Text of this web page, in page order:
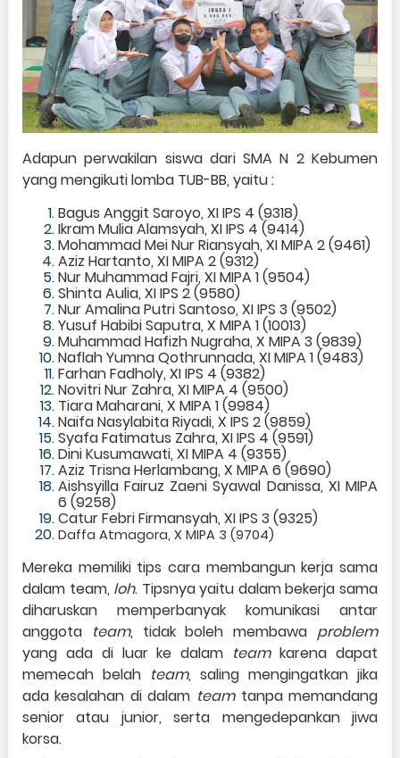
Adapun perwakilan siswa dari SMA N 2 Kebumen
yang mengikuti lomba TUB-BB, yaitu :
Bagus Anggit Saroyo, XI IPS 4 (9318)
Ikram Mulia Alamsyah, XI IPS 4 (9414)
Mohammad Mei Nur Riansyah, XI MIPA 2 (9461)
Aziz Hartanto, XI MIPA 2 (9312)
Nur Muhammad Fajri, XI MIPA 1 (9504)
Shinta Aulia, XI IPS 2 (9580)
Nur Amalina Putri Santoso, XI IPS 3 (9502)
Yusuf Habibi Saputra, X MIPA 1 (10013)
Muhammad Hafizh Nugraha, X MIPA 3 (9839)
Naflah Yumna Qothrunnada, XI MIPA 1 (9483)
Farhan Fadholy, XI IPS 4 (9382)
Novitri Nur Zahra, XI MIPA 4 (9500)
Tiara Maharani, X MIPA 1 (9984)
Naifa Nasylabita Riyadi, X IPS 2 (9859)
Syafa Fatimatus Zahra, XI IPS 4 (9591)
Dini Kusumawati, XI MIPA 4 (9355)
Aziz Trisna Herlambang, X MIPA 6 (9690)
Aishsyilla Fairuz Zaeni Syawal Danissa, XI MIPA
6 (9258)
Catur Febri Firmansyah, XI IPS 3 (9325)
Daffa Atmagora, X MIPA 3 (9704)
Mereka memiliki tips cara membangun kerja sama
dalam team, loh. Tipsnya yaitu dalam bekerja sama
diharuskan memperbanyak komunikasi antar
anggota team, tidak boleh membawa problem
yang ada di luar ke dalam teamkarena dapat
memecah belah team, saling mengingatkan jika
ada kesalahan di dalam teamtanpa memandang
senior atau junior, serta mengedepankan jiwa
korsa.